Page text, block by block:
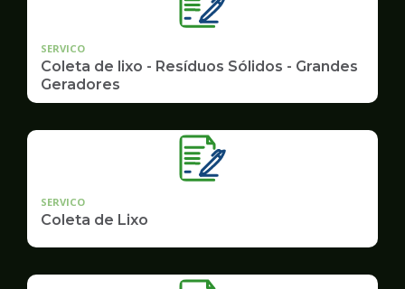
SERVICO
Coleta de lixo - Resíduos Sólidos - Grandes
Geradores
SERVICO
Coleta de Lixo